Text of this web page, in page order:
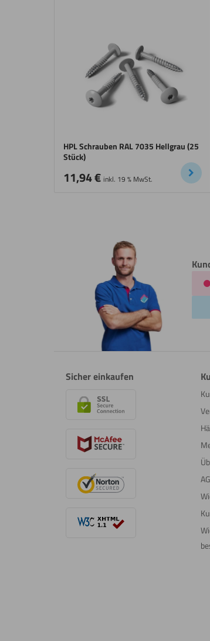
HPL Schrauben RAL 7035 Hellgrau (25
Stück)
11,94€ inkl. 19 % MwSt.
Sicher einkaufen